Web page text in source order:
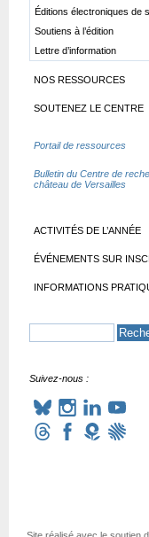
Éditions électroniques de
Soutiens à l’édition
Lettre d’information
NOS RESSOURCES
SOUTENEZ LE CENTRE
Portail de ressources
Bulletin du Centre de
château de Versailles
ACTIVITÉS DE L’ANNÉE
ÉVÉNEMENTS SUR
INFORMATIONS
Suivez-nous :